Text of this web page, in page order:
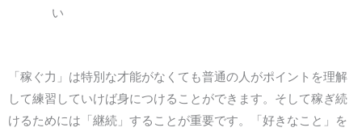
い
「稼ぐ力」は特別な才能がなくても普通の人がポイントを理解
して練習していけば身につけることができます。そして稼ぎ続
けるためには「継続」することが重要です。「好きなこと」を